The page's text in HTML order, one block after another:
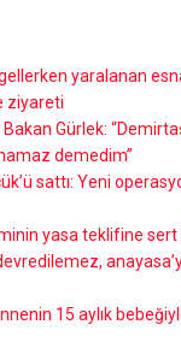
yaralanan
ziyareti
Bakan Gürlek:
demedim”
sattı: Yeni
yasa teklifine sert
15 aylık